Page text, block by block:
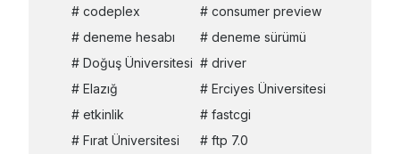
codeplex
consumer preview
deneme hesabı
deneme sürümü
Doğuş Üniversitesi
driver
Elazığ
Erciyes Üniversitesi
etkinlik
fastcgi
Fırat Üniversitesi
ftp 7.0